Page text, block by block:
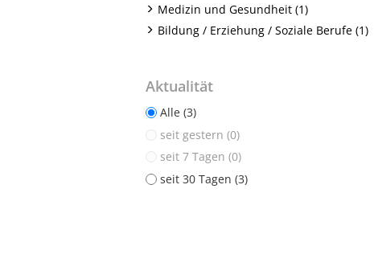
Medizin und Gesundheit (1)
Bildung / Erziehung / Soziale Berufe (1)
Aktualität
Alle (3)
seit gestern (0)
seit 7 Tagen (0)
seit 30 Tagen (3)